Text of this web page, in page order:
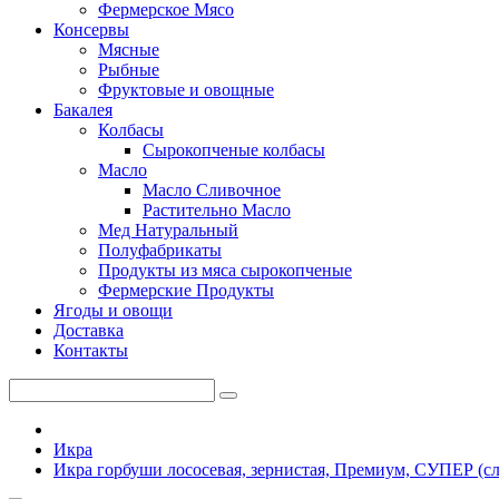
Фермерское Мясо
Консервы
Мясные
Рыбные
Фруктовые и овощные
Бакалея
Колбасы
Сырокопченые колбасы
Масло
Масло Сливочное
Растительно Масло
Мед Натуральный
Полуфабрикаты
Продукты из мяса сырокопченые
Фермерские Продукты
Ягоды и овощи
Доставка
Контакты
Икра
Икра горбуши лососевая, зернистая, Премиум, СУПЕР